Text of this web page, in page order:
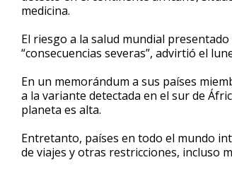
minutes,
seconds
Volume
90%
medicina.
El riesgo a la salud mundial
“consecuencias severas”, advirtió el
En un memorándum a sus países
a la variante detectada en el sur de
planeta es alta.
Entretanto, países en todo el mundo
de viajes y otras restricciones, incluso